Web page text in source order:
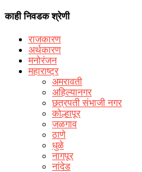
काही निवडक श्रेणी
राजकारण
अर्थकारण
मनोरंजन
महाराष्ट्र
अमरावती
अहिल्यानगर
छत्रपती संभाजी नगर
कोल्हापूर
जळगाव
ठाणे
धुळे
नागपूर
नांदेड